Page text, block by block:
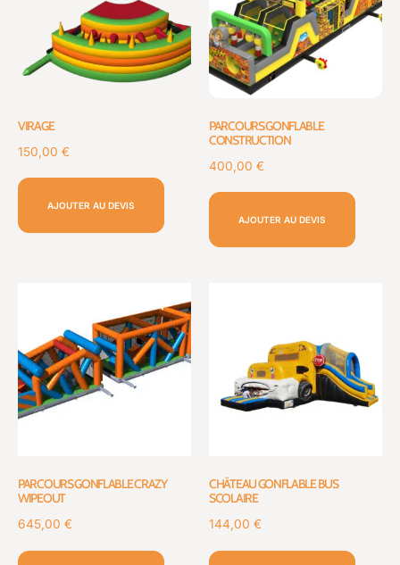
VIRAGE
150,00 €
AJOUTER AU DEVIS
PARCOURS GONFLABLE
CONSTRUCTION
400,00 €
AJOUTER AU DEVIS
PARCOURS GONFLABLE CRAZY
WIPEOUT
645,00 €
CHÂTEAU GONFLABLE BUS
SCOLAIRE
144,00 €